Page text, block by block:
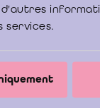
services.
de risque
la